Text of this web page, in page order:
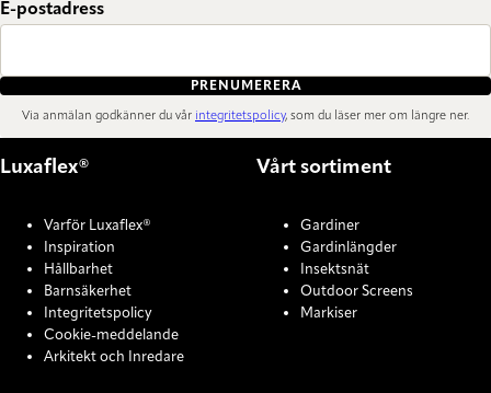
E-postadress
PRENUMERERA
Via anmälan godkänner du vår integritetspolicy, som du läser mer om längre ner.
Luxaflex®
Varför Luxaflex®
Inspiration
Hållbarhet
Barnsäkerhet
Integritetspolicy
Cookie-meddelande
Arkitekt och Inredare
Vårt sortiment
Gardiner
Gardinlängder
Insektsnät
Outdoor Screens
Markiser